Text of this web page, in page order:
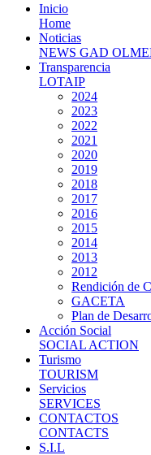
Inicio
Home
Noticias
NEWS GAD
Transparencia
LOTAIP
2024
2023
2022
2021
2020
2019
2018
2017
2016
2015
2014
2013
2012
Rendición de
GACETA
Plan de
Acción Social
SOCIAL ACTION
Turismo
TOURISM
Servicios
SERVICES
CONTACTOS
CONTACTS
S.I.L